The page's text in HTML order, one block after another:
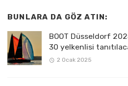
BUNLARA DA GÖZ ATIN:
BOOT Düsseldorf
30 yelkenlisi
2 Ocak 2025